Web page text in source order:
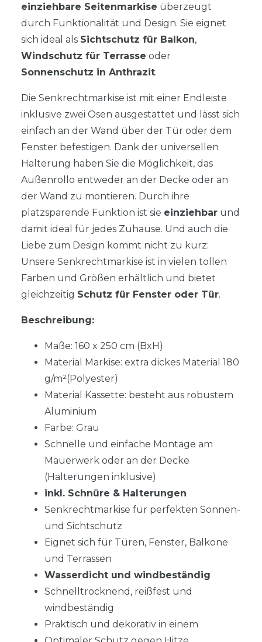
einziehbare Seitenmarkise überzeugt
durch Funktionalität und Design. Sie eignet
sich ideal als Sichtschutz für Balkon,
Windschutz für Terrasse oder
Sonnenschutz in Anthrazit.
Die Senkrechtmarkise ist mit einer Endleiste
inklusive zwei Ösen ausgestattet und lässt sich
einfach an der Wand über der Tür oder dem
Fenster befestigen. Dank der universellen
Halterung haben Sie die Möglichkeit, das
Außenrollo entweder an der Decke oder an
der Wand zu montieren. Durch ihre
platzsparende Funktion ist sie einziehbar und
damit ideal für jedes Zuhause. Und auch die
Liebe zum Design kommt nicht zu kurz:
Unsere Senkrechtmarkise ist in vielen tollen
Farben und Größen erhältlich und bietet
gleichzeitig Schutz für Fenster oder Tür.
Beschreibung:
Maße: 160 x 250 cm (BxH)
Material Markise: extra dickes Material 180
g/m²(Polyester)
Material Kassette: besteht aus robustem
Aluminium
Farbe: Grau
Schnelle und einfache Montage am
Mauerwerk oder an der Decke
(Halterungen inklusive)
inkl. Schnüre & Halterungen
Senkrechtmarkise für perfekten Sonnen-
und Sichtschutz
Eignet sich für Türen, Fenster, Balkone
und Terrassen
Wasserdicht und windbeständig
Schnelltrocknend, reißfest und
windbeständig
Praktisch und dekorativ in einem